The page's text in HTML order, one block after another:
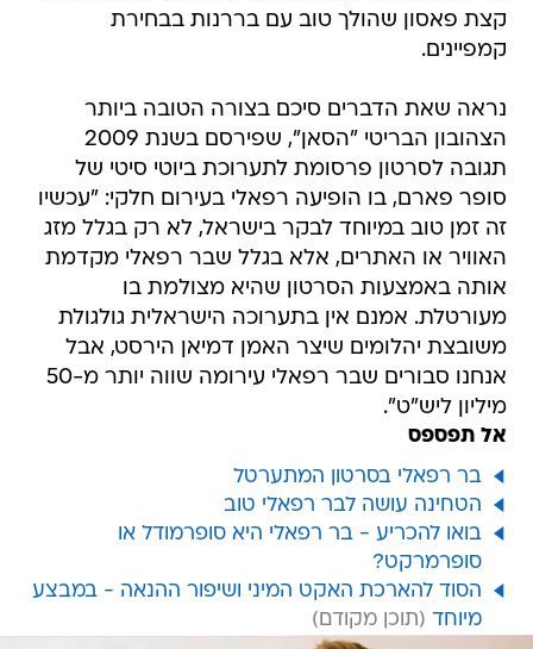
קצת פאסון שהולך טוב עם בררנות בבחירת
קמפיינים.
נראה שאת הדברים סיכם בצורה הטובה ביותר
הצהובון הבריטי "הסאן", שפירסם בשנת 2009
תגובה לסרטון פרסומת לתערוכת ביוטי סיטי של
סופר פארם, בו הופיעה רפאלי בעירום חלקי: "עכשיו
זה זמן טוב במיוחד לבקר בישראל, לא רק בגלל מזג
האוויר או האתרים, אלא בגלל שבר רפאלי מקדמת
אותה באמצעות הסרטון שהיא מצולמת בו
מעורטלת. אמנם אין בתערוכה הישראלית גולגולת
משובצת יהלומים שיצר האמן דמיאן הירסט, אבל
אנחנו סבורים שבר רפאלי עירומה שווה יותר מ-50
מיליון ליש"ט".
אל תפספס
בר רפאלי בסרטון המתערטל
הטחינה עושה לבר רפאלי טוב
בואו להכריע - בר רפאלי היא סופרמודל או
סופרמרקט?
הסוד להארכת האקט המיני ושיפור ההנאה - במבצע
מיוחד